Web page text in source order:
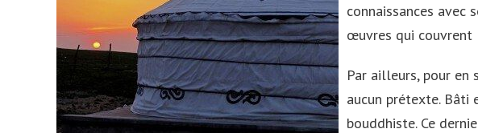
Norvège
Slovénie
Hongrie
Suède Mongolie
connaissances avec
œuvres qui couvrent
Par ailleurs, pour en
aucun prétexte.
bouddhiste. Ce